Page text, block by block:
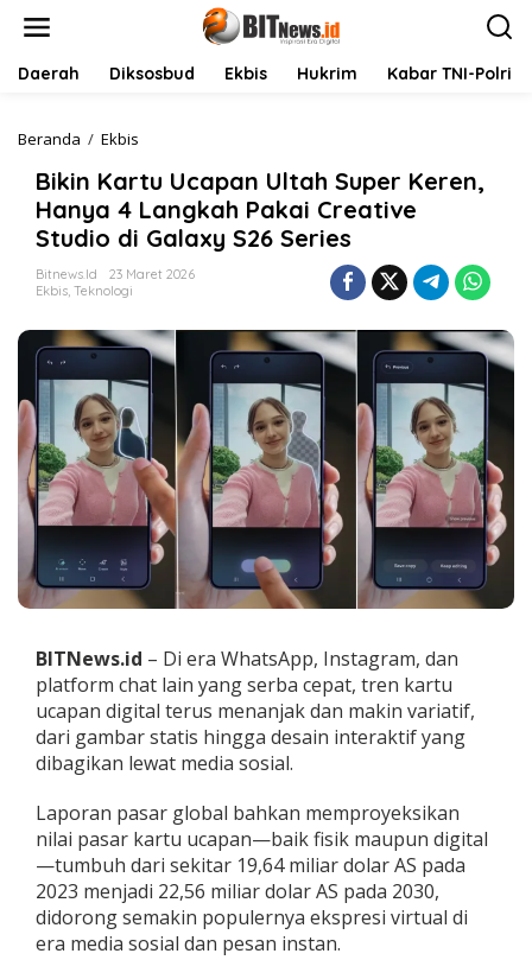
Daerah Diksosbud Ekbis Hukrim Kabar TNI-Polri
Beranda / Ekbis
k
i
n
K
a
u
U
a
a
n
U
l
t
a
S
u
e
r
K
e
r
e
H
a
n
y
4
L
Bikin Kartu Ucapan Ultah Super Keren,
Hanya 4 Langkah Pakai Creative
Studio di Galaxy S26 Series
Bitnews.id
23 Maret 2026
Ekbis, Teknologi
BITNews.id – Di era WhatsApp, Instagram, dan
platform chat lain yang serba cepat, tren kartu
ucapan digital terus menanjak dan makin variatif,
dari gambar statis hingga desain interaktif yang
dibagikan lewat media sosial.
Laporan pasar global bahkan memproyeksikan
nilai pasar kartu ucapan—baik fisik maupun digital
—tumbuh dari sekitar 19,64 miliar dolar AS pada
2023 menjadi 22,56 miliar dolar AS pada 2030,
didorong semakin populernya ekspresi virtual di
era media sosial dan pesan instan.